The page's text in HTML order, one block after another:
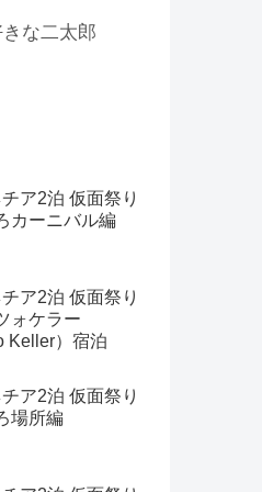
な二太郎
ア2泊 仮面祭り
カーニバル編
ア2泊 仮面祭り
ォケラー
Keller）宿泊
ア2泊 仮面祭り
場所編